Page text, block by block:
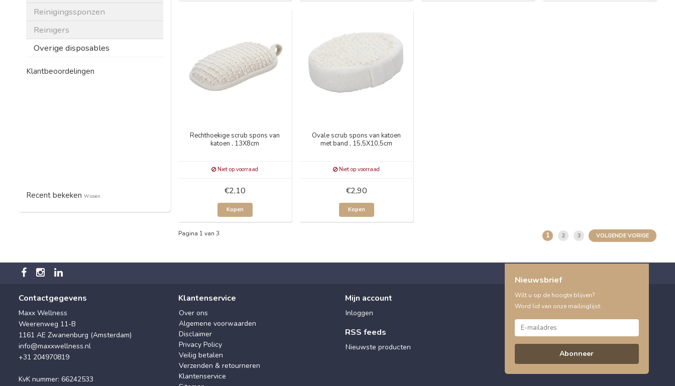
Reinigingssponzen
Reinigers
Overige disposables
Klantbeoordelingen
Recent bekeken Wissen
Rechthoekige scrub spons van
katoen , 13X8cm
Niet op voorraad
€2,10
Kopen
Ovale scrub spons van katoen
met band , 15,5X10,5cm
Niet op voorraad
€2,90
Kopen
Pagina 1 van 3 1 2 3 VOLGENDE VORIGE
Contactgegevens
Maxx Wellness
Weerenweg 11-B
1161 AE Zwanenburg (Amsterdam)
info@maxxwellness.nl
+31 204970819
KvK nummer: 66242533
Klantenservice
Over ons
Algemene voorwaarden
Disclaimer
Privacy Policy
Veilig betalen
Verzenden & retourneren
Klantenservice
Mijn account
Inloggen
RSS feeds
Nieuwste producten
Nieuwsbrief
Wilt u op de hoogte blijven?
Word lid van onze mailinglijst:
Abonneer